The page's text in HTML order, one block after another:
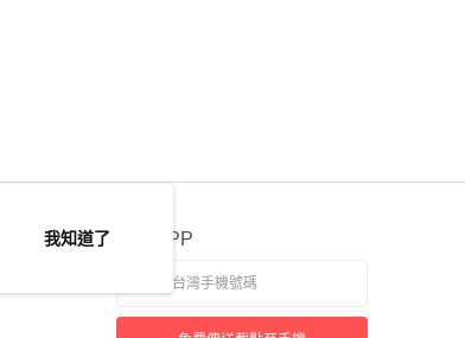
官方APP
我知道了